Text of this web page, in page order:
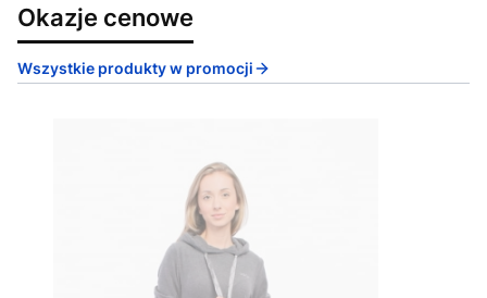
Okazje cenowe
Wszystkie produkty w promocji